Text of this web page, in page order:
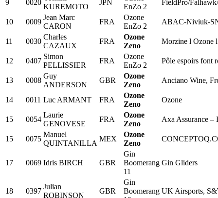
9 0020
KUREMOTO
JPN
EnZo 2
FieldPro/
10 0009
Jean Marc
CARON
FRA
Ozone
EnZo 2
ABAC-Niviuk-
11 0030
Charles
CAZAUX
FRA
Ozone
Zeno
Morzine l Ozone
12 0407
Simon
PELLISSIER
FRA
Ozone
EnZo 2
Pôle espoirs font
13 0008
Guy
ANDERSON
GBR
Ozone
Zeno
Anciano Wine,
14 0011 Luc ARMANT FRA
Ozone
Zeno
Ozone
15 0054
Laurie
GENOVESE
FRA
Ozone
Zeno
Axa Assurance –
15 0075
Manuel
QUINTANILLA
MEX
Ozone
Zeno
17 0069 Idris BIRCH GBR
Gin
Boomerang
11
Gin Gliders
18 0397
Julian
ROBINSON
GBR
Gin
Boomerang UK Airsports,